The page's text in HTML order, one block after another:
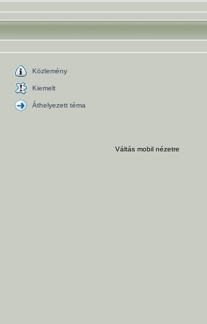
Közlemény
Kiemelt
Áthelyezett téma
Váltás mobil nézetre